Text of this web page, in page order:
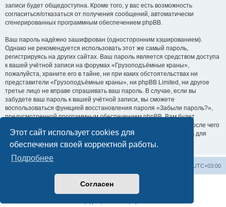
Этот сайт использует cookies для
обеспечения своей корректной работы.
Подробнее
Согласен
записи будет общедоступна. Кроме того, у вас есть возможность
согласиться/отказаться от получения сообщений, автоматически
сгенерированных программным обеспечением phpBB.
Ваш пароль надёжно зашифрован (односторонним хэшированием).
Однако не рекомендуется использовать этот же самый пароль,
регистрируясь на других сайтах. Ваш пароль является средством доступа
к вашей учётной записи на форумах «Грузоподъёмные краны»,
пожалуйста, храните его в тайне, ни при каких обстоятельствах ни
представители «Грузоподъёмные краны», ни phpBB Limited, ни другое
третье лицо не вправе спрашивать ваш пароль. В случае, если вы
забудете ваш пароль к вашей учётной записи, вы сможете
воспользоваться функцией восстановления пароля «Забыли пароль?»,
предусмотренной программным обеспечением phpBB. Вам будет
необходимо ввести ваше имя пользователя и ваш адрес email, после чего
программное обеспечение phpBB сгенерирует вам новый пароль для
вашей учётной записи.
UTC+03:00
Создано на основеphpBB® Forum Software © phpBB Limited
Русская поддержка phpBB